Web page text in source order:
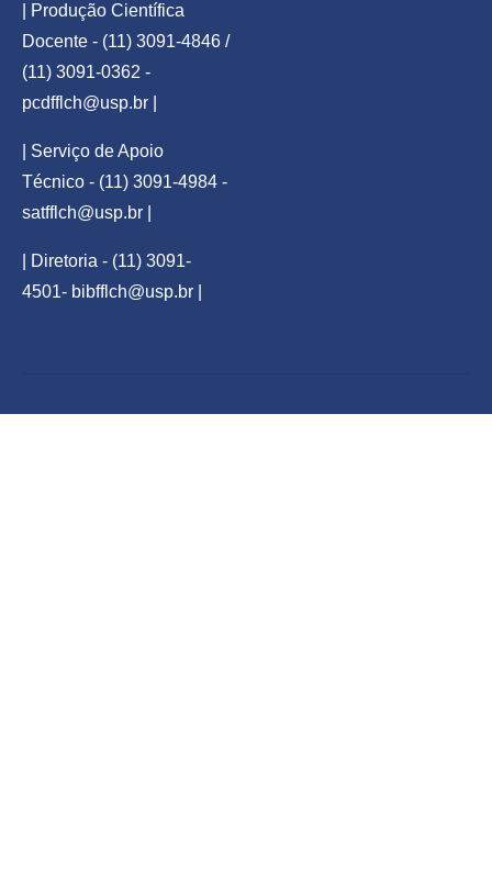
| Produção Científica
Docente - (11) 3091-4846 /
(11) 3091-0362 -
pcdfflch@usp.br
| Serviço de Apoio
Técnico - (11) 3091-4984 -
satfflch@usp.br
| Diretoria - (11) 3091-
4501- bibfflch@usp.br